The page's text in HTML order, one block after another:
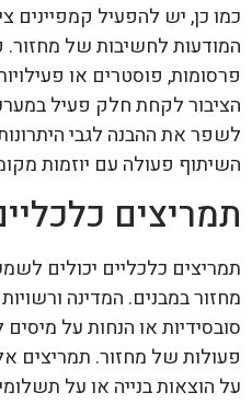
כמו כן, יש להפעיל קמפיינים
המודעות לחשיבות של מחזור.
פרסומות, פוסטרים או
הציבור לקחת חלק פעיל
לשפר את ההבנה לגבי
השיתוף פעולה עם יוזמות
תמריצים
תמריצים כלכליים יכולים
מחזור במבנים. המדינה
סובסידיות או הנחות על
פעולות של מחזור. תמריצים
על הוצאות בנייה או על